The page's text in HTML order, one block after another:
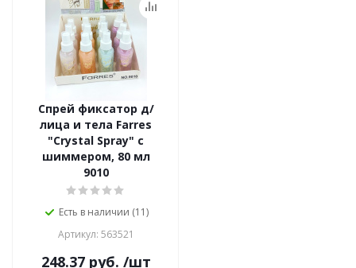
Спрей фиксатор д/
лица и тела Farres
"Crystal Spray" с
шиммером, 80 мл
9010
Есть в наличии (11)
Артикул: 563521
248.37руб. /шт